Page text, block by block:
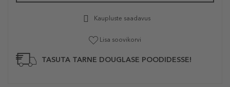
Kaupluste saadavus
Lisa soovikorvi
TASUTA TARNE DOUGLASE POODIDESSE!